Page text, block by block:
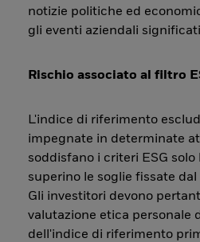
notizie politiche ed
gli eventi aziendali
Rischio associato al filtro
L'indice di riferimento
impegnate in determinate
soddisfano i criteri ESG
superino le soglie fissate
Gli investitori devono
valutazione etica personale
dell'indice di riferimento